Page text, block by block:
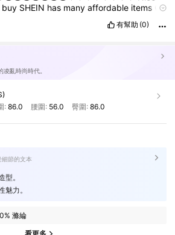
buy SHEIN has manyaffordable items
😊
😊😊😊😊😊😊😊💖💖💖💖💖💖
有幫助 (0)
亂時尚時代。
:86.0 腰圍: 56.0 臀圍: 86.0
細節的文本
型。
魅力。
滌綸